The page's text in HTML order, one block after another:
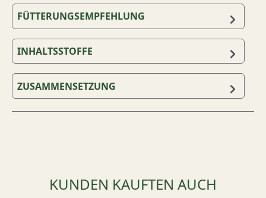
FÜTTERUNGSEMPFEHLUNG
INHALTSSTOFFE
ZUSAMMENSETZUNG
Produktgalerie überspringen
KUNDEN KAUFTEN AUCH